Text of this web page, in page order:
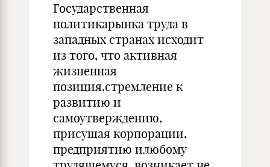
Государственная
политикарынка труда в
западных странах исходит
из того, что активная
жизненная
позиция,стремление к
развитию и
самоутверждению,
присущая корпорации,
предприятию илюбому